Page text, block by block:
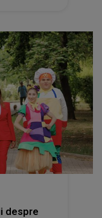
despre